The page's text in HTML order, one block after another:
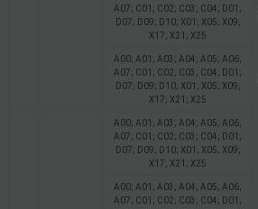
A07; C01; C02; C03; C04; D01;
D07; D09; D10; X01; X05; X09;
X17; X21; X25
A00; A01; A03; A04; A05; A06;
A07; C01; C02; C03; C04; D01;
D07; D09; D10; X01; X05; X09;
X17; X21; X25
A00; A01; A03; A04; A05; A06;
A07; C01; C02; C03; C04; D01;
D07; D09; D10; X01; X05; X09;
X17; X21; X25
A00; A01; A03; A04; A05; A06;
A07; C01; C02; C03; C04; D01;